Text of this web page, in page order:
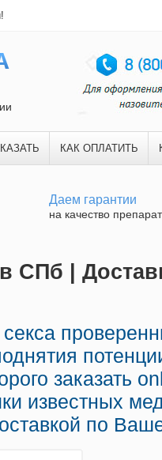
КАК ОПЛАТИТЬ
Даем гарантии
на качество
СПб |
заказать
известных
по